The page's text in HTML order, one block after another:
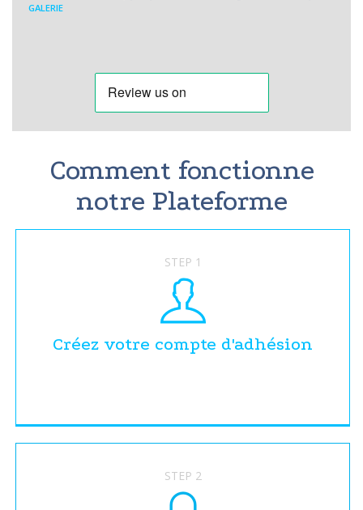
GALERIE
Comment fonctionne
notre Plateforme
STEP 1
Créez votre compte d'adhésion
STEP 2